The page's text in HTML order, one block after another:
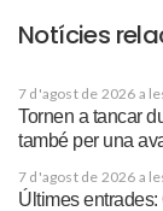
Notícies
7 d'agost de 2026 a
Tornen a tancar
també per una
7 d'agost de 2026 a
Últimes